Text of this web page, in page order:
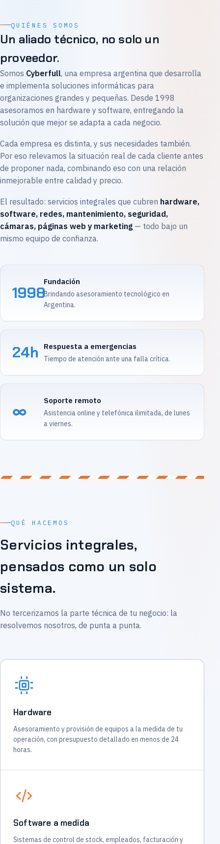
QUIÉNES SOMOS
Un aliado técnico, no solo un
proveedor.
Somos Cyberfull, una empresa argentina que desarrolla
e implementa soluciones informáticas para
organizaciones grandes y pequeñas. Desde 1998
asesoramos en hardware y software, entregando la
solución que mejor se adapta a cada negocio.
Cada empresa es distinta, y sus necesidades también.
Por eso relevamos la situación real de cada cliente antes
de proponer nada, combinando eso con una relación
inmejorable entre calidad y precio.
El resultado: servicios integrales que cubren hardware,
software, redes, mantenimiento, seguridad,
cámaras, páginas web y marketing — todo bajo un
mismo equipo de confianza.
1998
Fundación
Brindando asesoramiento tecnológico en
Argentina.
24h Respuesta a emergencias
Tiempo de atención ante una falla crítica.
∞
Soporte remoto
Asistencia online y telefónica ilimitada, de lunes
a viernes.
QUÉ HACEMOS
Servicios integrales,
pensados como un solo
sistema.
No tercerizamos la parte técnica de tu negocio: la
resolvemos nosotros, de punta a punta.
Hardware
Asesoramiento y provisión de equipos a la medida de tu
operación, con presupuesto detallado en menos de 24
horas.
Software a medida
Sistemas de control de stock, empleados, facturación y